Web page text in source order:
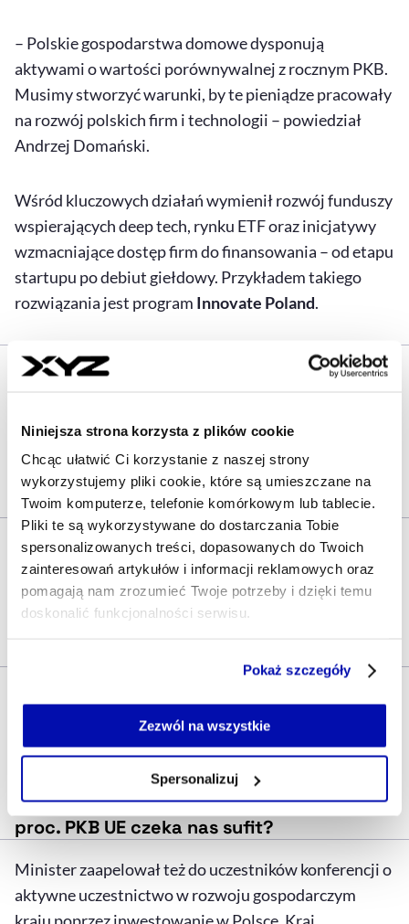
Niniejsza strona korzysta z plików cookie
Chcąc ułatwić Ci korzystanie z naszej strony
wykorzystujemy pliki cookie, które są umieszczane na
Twoim komputerze, telefonie komórkowym lub tablecie.
Pliki te są wykorzystywane do dostarczania Tobie
spersonalizowanych treści, dopasowanych do Twoich
zainteresowań artykułów i informacji reklamowych oraz
pomagają nam zrozumieć Twoje potrzeby i dzięki temu
doskonalić funkcjonalności serwisu.
Jeżeli nie wyrażasz zgody na zapisywanie plików cookie,
możesz łatwo zarządzać swoimi uprawnieniami, np. we
własnej przeglądarce internetowej lub po wybraniu opcji
naszejPolityce Prywatności.
Pokaż szczegóły
Zezwól na wszystkie
Spersonalizuj
– Polskie gospodarstwa domowe dysponują
aktywami o wartości porównywalnej z rocznym PKB.
Musimy stworzyć warunki, by te pieniądze pracowały
na rozwój polskich firm i technologii – powiedział
Andrzej Domański.
Wśród kluczowych działań wymienił rozwój funduszy
wspierającychdeep tech, rynku ETF oraz inicjatywy
wzmacniające dostęp firm do finansowania – od etapu
startupu po debiut giełdowy. Przykładem takiego
rozwiązania jest program Innovate Poland.
Przeczytaj więcej:
Miliardy z Innovate Poland płyną na rynek.
PFR Ventures ogłosił pierwszy nabór
–Do grona trzech najsilniejszych gospodarek Europy
wejdziemy dzięki własnym technologiom, własnemu
kapitałowi i firmom zdolnym do globalnej
konkurencji– podkreślił Andrzej Domański.
Polska blisko celu. Czy na poziomie 95
proc. PKB UE czeka nas sufit?
Minister zaapelował też do uczestników konferencji o
aktywne uczestnictwo w rozwoju gospodarczym